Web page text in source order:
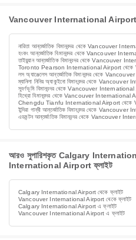
Vancouver International Airport এর
নারিতা আন্তর্জাতিক বিমানবন্দর থেকে Vancouver
হংকং আন্তর্জাতিক বিমানবন্দর থেকে Vancouver
তাইয়ুয়ান আন্তর্জাতিক বিমানবন্দর থেকে Vancouver
Toronto Pearson International Airport থেকে
লস অ্যাঞ্জেলেস আন্তর্জাতিক বিমানবন্দর থেকে
ম্যানিলা নিনিয় অ্যাকুইনো বিমানবন্দর থেকে
সুবর্ণভূমি বিমানবন্দর থেকে Vancouver
হিথ্রো বিমানবন্দর থেকে Vancouver International
Chengdu Tianfu International Airport থেকে
ইন্দিরা গান্ধী আন্তর্জাতিক বিমানবন্দর থেকে
এডমন্টন আন্তর্জাতিক বিমানবন্দর থেকে Vancouver
আরও সুপারিশকৃত Calgary
International Airport ফ্লাইট
Calgary International Airport থেকে ফ্লাইট
Vancouver International Airport থেকে ফ্লাইট
Calgary International Airport এ ফ্লাইট
Vancouver International Airport এ ফ্লাইট